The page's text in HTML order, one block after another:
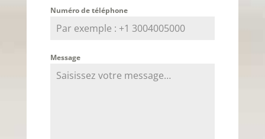
Numéro de téléphone
Message